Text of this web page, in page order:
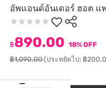
อัพแอนด์อันเดอร์ ฮอต แ
฿890.00 18% OFF
฿1,090.00(ประหยัดไป: ฿